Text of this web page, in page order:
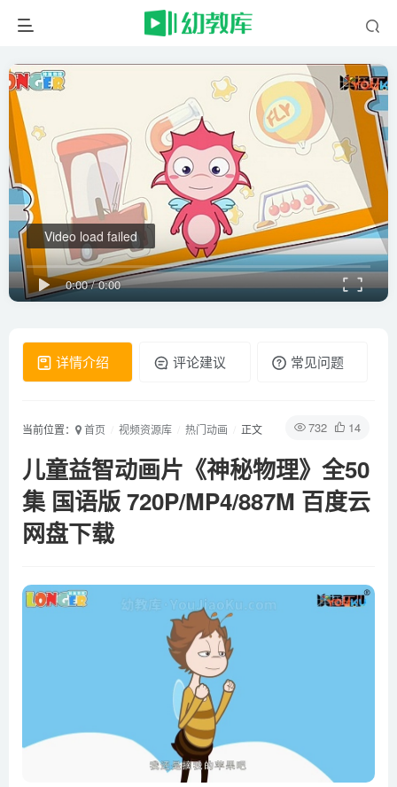
0:00/0:00
Video load failed
详情介绍 评论建议 常见问题
732 14
当前位置： 首页 视频资源库 热门动画 正文
儿童益智动画片《神秘物理》全50
集 国语版 720P/MP4/887M 百度云
网盘下载